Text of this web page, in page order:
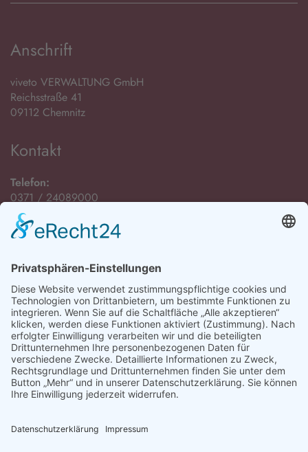
Anschrift
viveto VERWALTUNG GmbH
Reichsstraße 41
09112 Chemnitz
Kontakt
Telefon:
0371 / 24089000
E-Mail:
Öffnungszeiten
Montag bis Freitag:
08:00 Uhr - 12:00 Uhr
Montag, Dienstag und Donnerstag:
13:00 Uhr - 15:00 Uhr
sowie nach Vereinbarung